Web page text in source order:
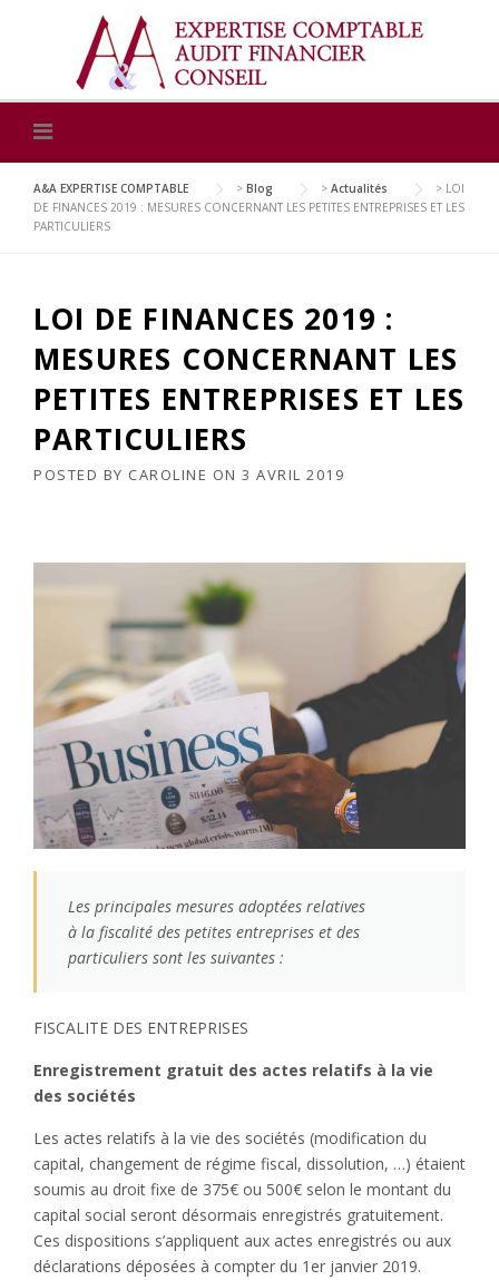
A&A EXPERTISE COMPTABLE > Blog > Actualités > LOI
DE FINANCES 2019 : MESURES CONCERNANT LES PETITES ENTREPRISES ET LES
PARTICULIERS
LOI DE FINANCES 2019 :
MESURES CONCERNANT LES
PETITES ENTREPRISES ET LES
PARTICULIERS
POSTED BY CAROLINE ON 3 AVRIL 2019
Les principales mesures adoptées relatives
à la fiscalité des petites entreprises et des
particuliers sont les suivantes :
FISCALITE DES ENTREPRISES
Enregistrement gratuit des actes relatifs à la vie
des sociétés
Les actes relatifs à la vie des sociétés (modification du
capital, changement de régime fiscal, dissolution, …) étaient
soumis au droit fixe de 375€ ou 500€ selon le montant du
capital social seront désormais enregistrés gratuitement.
Ces dispositions s’appliquent aux actes enregistrés ou aux
déclarations déposées à compter du 1er janvier 2019.